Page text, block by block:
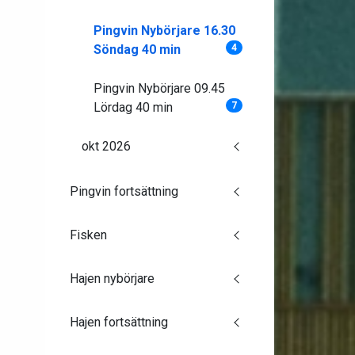
Pingvin Nybörjare 16.30
Söndag 40 min
4
Pingvin Nybörjare 09.45
Lördag 40 min
7
okt 2026
Pingvin fortsättning
Fisken
Hajen nybörjare
Hajen fortsättning